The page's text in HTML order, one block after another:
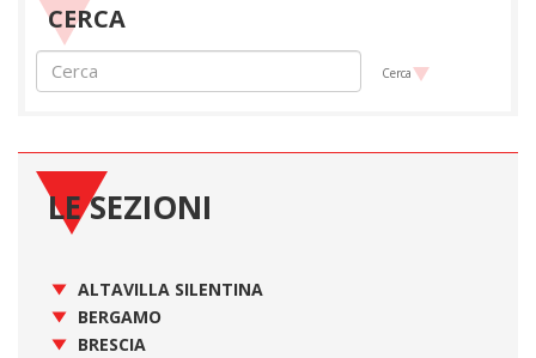
CERCA
Cerca
LE SEZIONI
ALTAVILLA SILENTINA
BERGAMO
BRESCIA